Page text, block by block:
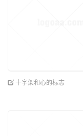
十字架和心的标志